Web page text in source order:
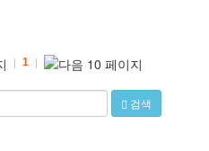
1
검색